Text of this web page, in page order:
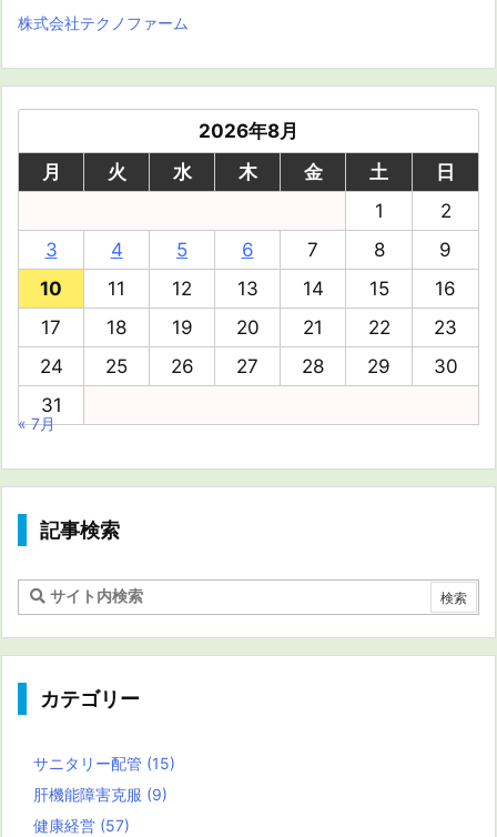
株式会社テクノファーム
2026年8月
月
火 水 木 金 土
日
1
2
3
4 5 6 7 8
9
10
11 12 13 14 15
16
17
18 19 20 21 22
23
24
25 26 27 28 29
30
31
« 7月
記事検索
カテゴリー
サニタリー配管 (15)
肝機能障害克服 (9)
健康経営 (57)